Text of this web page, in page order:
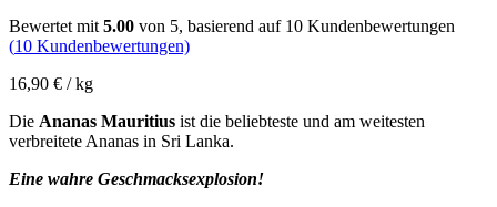
Bewertet mit 5.00 von 5, basierend auf 10 Kundenbewertungen
(10 Kundenbewertungen)
16,90 € / kg
Die Ananas Mauritius ist die beliebteste und am weitesten
verbreitete Ananas in Sri Lanka.
Eine wahre Geschmacksexplosion!